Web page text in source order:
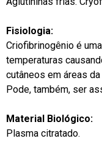
Fisiologia:
Criofibrinogênio é
temperaturas
cutâneos em áreas
Pode, também, ser
Material Biológico:
Plasma citratado.